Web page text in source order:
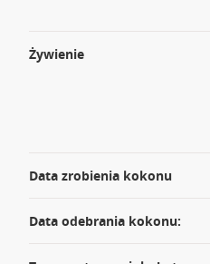
Żywienie
Data zrobienia kokonu
Data odebrania kokonu: